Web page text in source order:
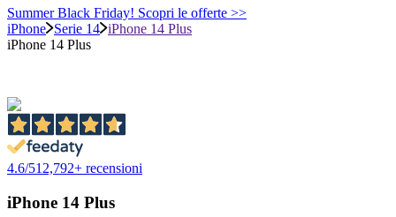
Summer Black Friday! Scopri le offerte >>
iPhone Serie 14 iPhone 14 Plus
iPhone 14 Plus
4.6/512,792+ recensioni
iPhone 14 Plus